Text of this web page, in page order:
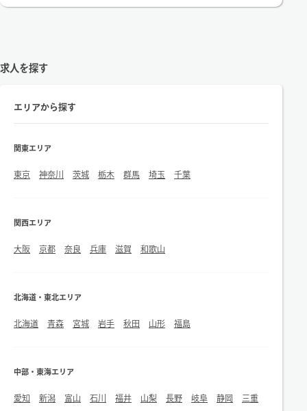
求人を探す
エリアから探す
関東エリア
東京 神奈川 茨城 栃木 群馬 埼玉 千葉
関西エリア
大阪 京都 奈良 兵庫 滋賀 和歌山
北海道・東北エリア
北海道 青森 宮城 岩手 秋田 山形 福島
中部・東海エリア
愛知 新潟 富山 石川 福井 山梨 長野 岐阜 静岡 三重